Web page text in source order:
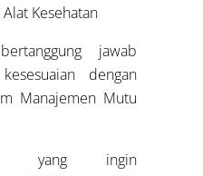
Kesehatan
jawab
dengan
Manajemen Mutu
yang ingin